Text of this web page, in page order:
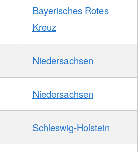
Bayerisches Rotes
Kreuz
Niedersachsen
Niedersachsen
Schleswig-Holstein